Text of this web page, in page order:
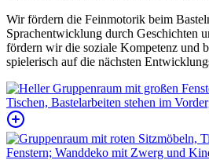
Wir fördern die Feinmotorik beim
Sprachentwicklung durch Geschichten
fördern wir die soziale Kompetenz und
spielerisch auf die nächsten